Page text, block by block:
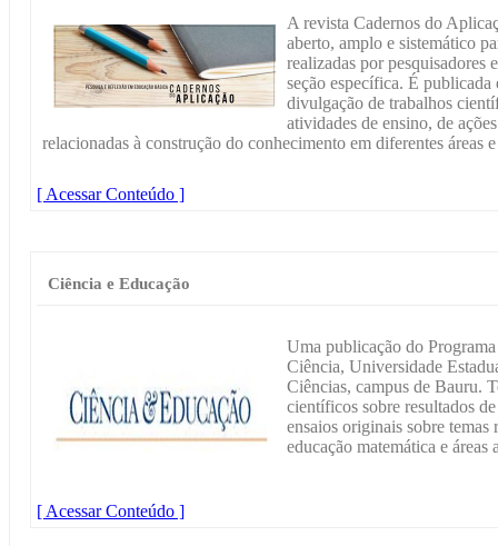
A revista Cadernos do
aberto, amplo e sistemático
realizadas por pesquisadores
seção específica. É
divulgação de trabalhos
atividades de ensino, de
relacionadas à construção do conhecimento em diferentes áreas
[ Acessar Conteúdo ]
Ciência e Educação
Uma publicação do
Ciência, Universidade
Ciências, campus de Bauru.
científicos sobre resultados
ensaios originais sobre temas
educação matemática e áreas
[ Acessar Conteúdo ]